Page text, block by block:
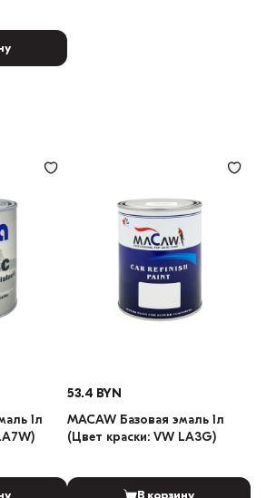
1л
53.4 BYN
MACAW Базовая эмаль 1л
(Цвет краски: VW LA3G)
В корзину